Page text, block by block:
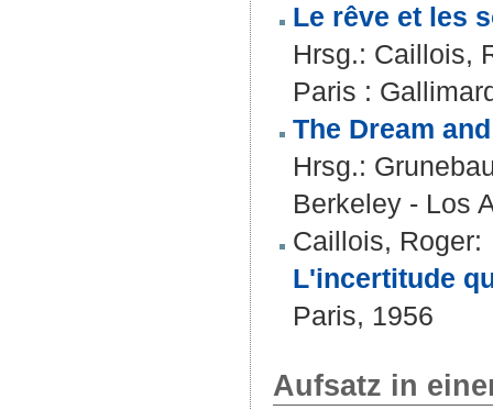
Le rêve et les
Hrsg.: Caillois,
Paris :
The Dream
Hrsg.:
Berkeley - Los
Caillois, Roger:
L'incertitude
Paris, 1956
Aufsatz in